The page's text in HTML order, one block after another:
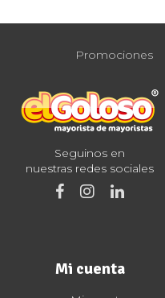
Promociones
Seguinos en
nuestras redes sociales
Mi cuenta